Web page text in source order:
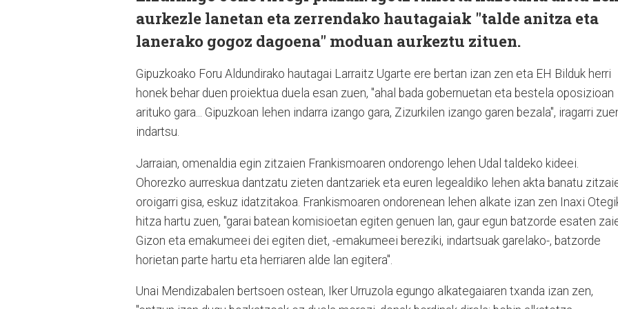
aurkezle lanetan eta zerrendako hautagaiak "talde anitza eta
lanerako gogoz dagoena" moduan aurkeztu zituen.
Gipuzkoako Foru Aldundirako hautagai Larraitz Ugarte ere bertan izan zen eta EH Bilduk herri
honek behar duen proiektua duela esan zuen, "ahal bada gobernuetan eta bestela oposizioan
arituko gara... Gipuzkoan lehen indarra izango gara, Zizurkilen izango garen bezala", iragarri
indartsu.
Jarraian, omenaldia egin zitzaien Frankismoaren ondorengo lehen Udal taldeko kideei.
Ohorezko aurreskua dantzatu zieten dantzariek eta euren legealdiko lehen akta banatu
oroigarri gisa, eskuz idatzitakoa. Frankismoaren ondorenean lehen alkate izan zen Inaxi
hitza hartu zuen, "garai batean komisioetan egiten genuen lan, gaur egun batzorde esaten
Gizon eta emakumeei dei egiten diet, -emakumeei bereziki, indartsuak garelako-, batzorde
horietan parte hartu eta herriaren alde lan egitera".
Unai Mendizabalen bertsoen ostean, Iker Urruzola egungo alkategaiaren txanda izan zen,